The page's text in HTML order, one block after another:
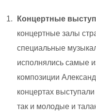
Концертные
концертные залы
специальные
исполнялись самые
композиции
концертах
так и молодые и